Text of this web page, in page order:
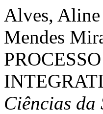
Alves,
Mendes
Ciências da